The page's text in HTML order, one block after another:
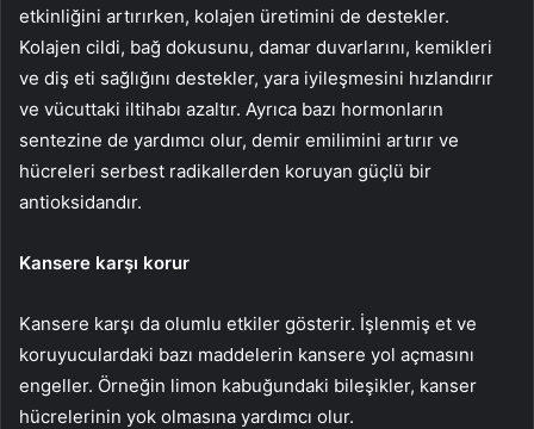
etkinliğini artırırken, kolajen üretimini de destekler.
Kolajen cildi, bağ dokusunu, damar duvarlarını, kemikleri
ve diş eti sağlığını destekler, yara iyileşmesini hızlandırır
ve vücuttaki iltihabı azaltır. Ayrıca bazı hormonların
sentezine de yardımcı olur, demir emilimini artırır ve
hücreleri serbest radikallerden koruyan güçlü bir
antioksidandır.
Kansere karşı korur
Kansere karşı da olumlu etkiler gösterir. İşlenmiş et ve
koruyuculardaki bazı maddelerin kansere yol açmasını
engeller. Örneğin limon kabuğundaki bileşikler, kanser
hücrelerinin yok olmasına yardımcı olur.